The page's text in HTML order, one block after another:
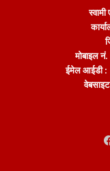
मोबाइल नं.
ईमेल आईडी :